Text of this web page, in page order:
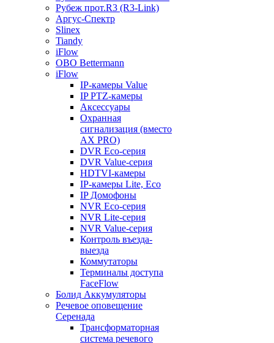
Рубеж прот.R3 (R3-Link)
Аргус-Спектр
Slinex
Tiandy
iFlow
OBO Bettermann
iFlow
IP-камеры Value
IP PTZ-камеры
Аксессуары
Охранная
сигнализация (вместо
AX PRO)
DVR Eco-серия
DVR Value-серия
HDTVI-камеры
IP-камеры Lite, Eco
IP Домофоны
NVR Eco-серия
NVR Lite-серия
NVR Value-серия
Контроль въезда-
выезда
Коммутаторы
Терминалы доступа
FaceFlow
Болид Аккумуляторы
Речевое оповещение
Серенада
Трансформаторная
система речевого